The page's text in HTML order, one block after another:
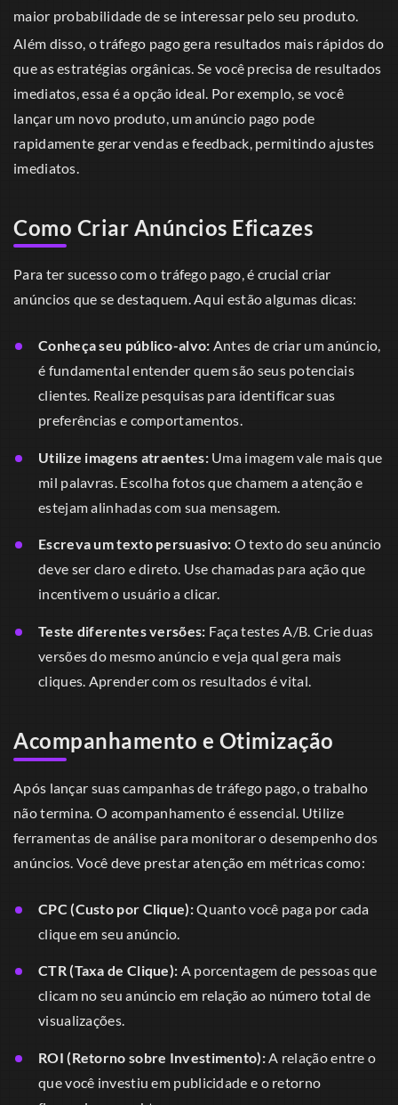
maior probabilidade de se interessar pelo seu produto.
Além disso, o tráfego pago gera resultados mais rápidos do
que as estratégias orgânicas. Se você precisa de resultados
imediatos, essa é a opção ideal. Por exemplo, se você
lançar um novo produto, um anúncio pago pode
rapidamente gerar vendas e feedback, permitindo ajustes
imediatos.
Como Criar Anúncios Eficazes
Para ter sucesso com o tráfego pago, é crucial criar
anúncios que se destaquem. Aqui estão algumas dicas:
Conheça seu público-alvo: Antes de criar um anúncio,
é fundamental entender quem são seus potenciais
clientes. Realize pesquisas para identificar suas
preferências e comportamentos.
Utilize imagens atraentes:Uma imagem vale mais que
mil palavras. Escolha fotos que chamem a atenção e
estejam alinhadas com sua mensagem.
Escreva um texto persuasivo: O texto do seu anúncio
deve ser claro e direto. Use chamadas para ação que
incentivem o usuário a clicar.
Teste diferentes versões: Faça testes A/B. Crie duas
versões do mesmo anúncio e veja qual gera mais
cliques. Aprender com os resultados é vital.
Acompanhamento e Otimização
Após lançar suas campanhas de tráfego pago, o trabalho
não termina. O acompanhamento é essencial. Utilize
ferramentas de análise para monitorar o desempenho dos
anúncios. Você deve prestar atenção em métricas como:
CPC (Custo por Clique):Quanto você paga por cada
clique em seu anúncio.
CTR (Taxa de Clique): A porcentagem de pessoas que
clicam no seu anúncio em relação ao número total de
visualizações.
ROI (Retorno sobre Investimento):A relação entre o
que você investiu em publicidade e o retorno